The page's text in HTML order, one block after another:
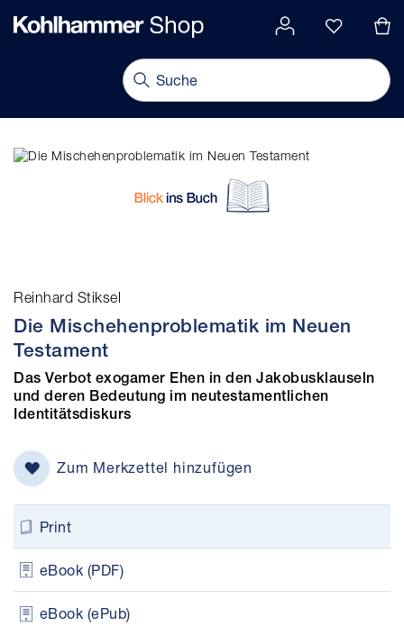
springen
Reinhard Stiksel
Die Mischehenproblematik im Neuen
Testament
Das Verbot exogamer Ehen in den Jakobusklauseln
und deren Bedeutung im neutestamentlichen
Identitätsdiskurs
Zum Merkzettel hinzufügen
Print
eBook (PDF)
eBook (ePub)